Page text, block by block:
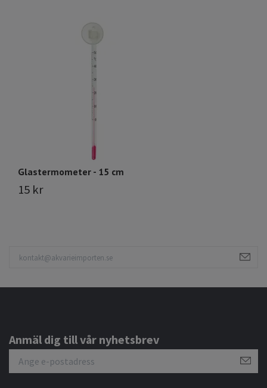
Glastermometer - 15 cm
15 kr
Anmäl dig till vår nyhetsbrev